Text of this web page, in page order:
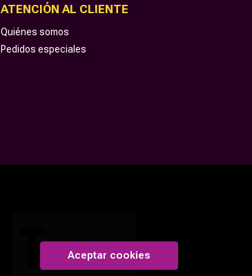
ATENCIÓN AL CLIENTE
Quiénes somos
Pedidos especiales
Aceptar cookies